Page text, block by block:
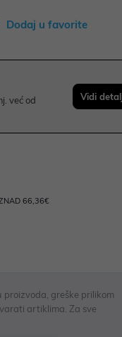
Dodaj u favorite
već od Vidi
66,36€
greške prilikom
artiklima. Za sve